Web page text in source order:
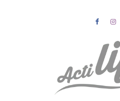
HOME
Salud